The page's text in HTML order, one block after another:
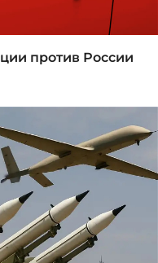
против России